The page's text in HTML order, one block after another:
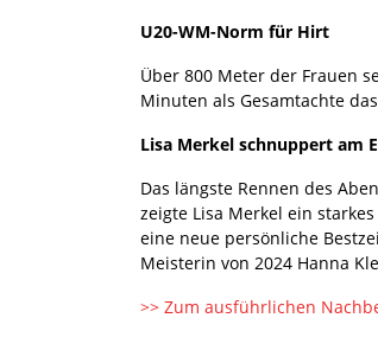
U20-WM-Norm für Hirt
Über 800 Meter der Frauen
Minuten als Gesamtachte
Lisa Merkel schnuppert am
Das längste Rennen des
zeigte Lisa Merkel ein
eine neue persönliche
Meisterin von 2024 Hanna
>> Zum ausführlichen